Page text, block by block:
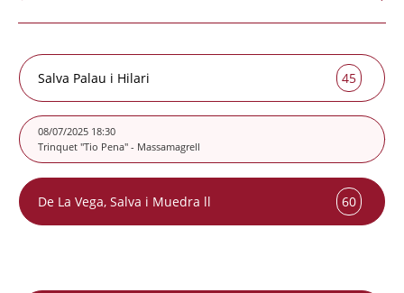
Salva Palau i Hilari
45
60
De La Vega, Salva i Muedra ll
60
45
08/07/2025 18:30
Trinquet "Tio Pena" - Massamagrell